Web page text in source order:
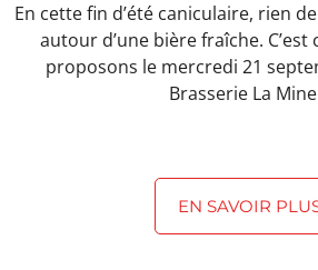
En cette fin d’été caniculaire, rien
autour d’une bière fraîche. C’est
proposons le mercredi 21
Brasserie La
EN SAVOIR